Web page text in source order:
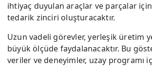
ihtiyaç duyulan araçlar ve parçalar
tedarik zinciri oluşturacaktır.
Uzun vadeli görevler, yerleşik üretim
büyük ölçüde faydalanacaktır. Bu
veriler ve deneyimler, uzay programı